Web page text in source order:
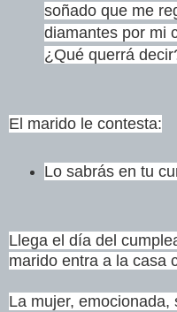
soñado que me
diamantes por mi
¿Qué querrá
El marido le contesta:
Lo sabrás en tu
Llega el día del
marido entra a la casa
La mujer,